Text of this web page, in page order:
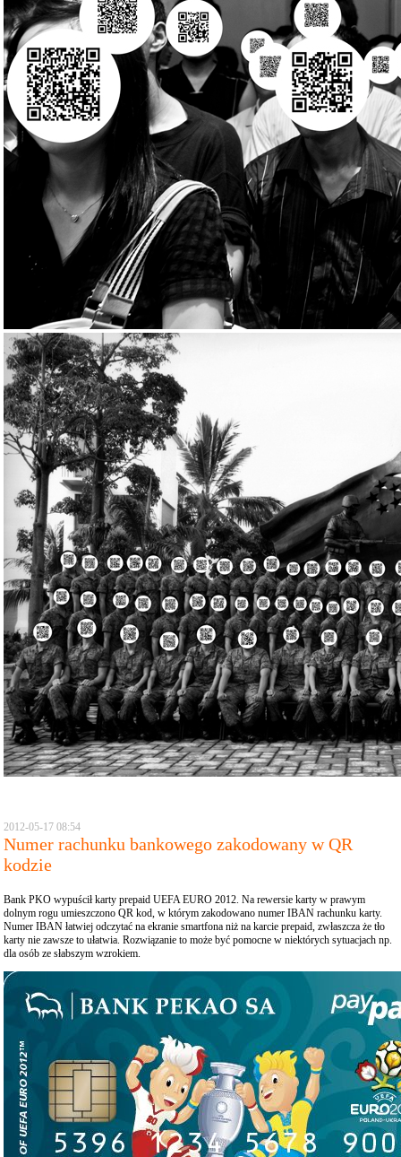
2012-05-17 08:54
Numer rachunku bankowego zakodowany w QR
kodzie
Bank PKO wypuścił karty prepaid UEFA EURO 2012. Na rewersie karty w prawym
dolnym rogu umieszczono QR kod, w którym zakodowano numer IBAN rachunku karty.
Numer IBAN łatwiej odczytać na ekranie smartfona niż na karcie prepaid, zwłaszcza że tło
karty nie zawsze to ułatwia. Rozwiązanie to może być pomocne w niektórych sytuacjach np.
dla osób ze słabszym wzrokiem.